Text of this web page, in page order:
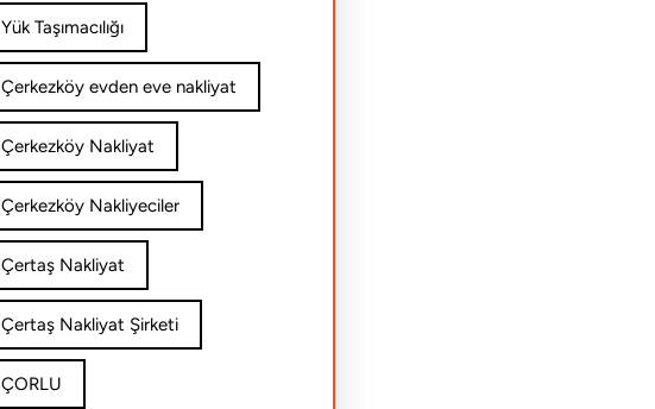
Yük Taşımacılığı
Çerkezköy evden eve nakliyat
Çerkezköy Nakliyat
Çerkezköy Nakliyeciler
Çertaş Nakliyat
Çertaş Nakliyat Şirketi
ÇORLU